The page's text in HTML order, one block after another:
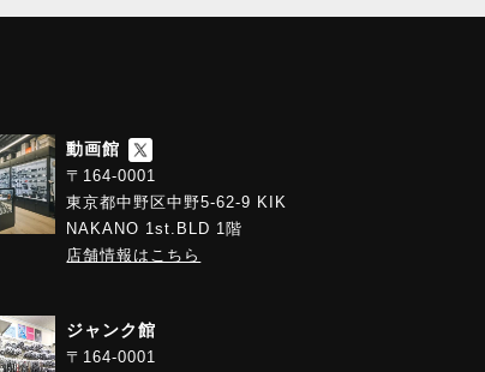
動画館
〒164-0001
東京都中野区中野5-62-9 KIK
NAKANO 1st.BLD 1階
店舗情報はこちら
ジャンク館
〒164-0001